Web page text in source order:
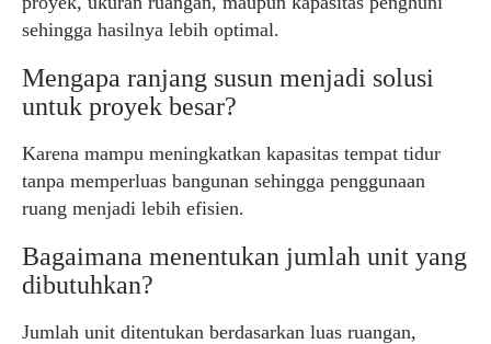
sehingga hasilnya lebih optimal.
Mengapa ranjang susun menjadi solusi
untuk proyek besar?
Karena mampu meningkatkan kapasitas tempat tidur
tanpa memperluas bangunan sehingga penggunaan
ruang menjadi lebih efisien.
Bagaimana menentukan jumlah unit yang
dibutuhkan?
Jumlah unit ditentukan berdasarkan luas ruangan,